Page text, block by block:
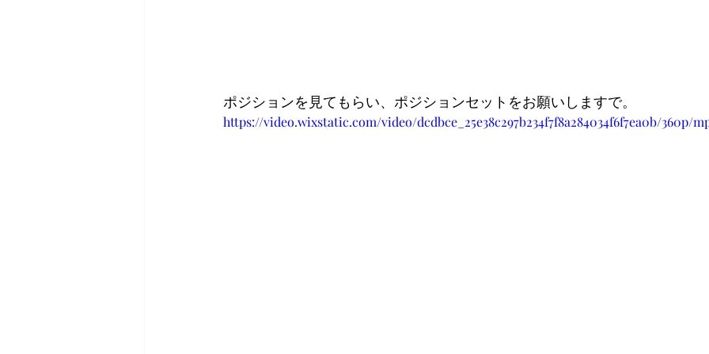
ポジションを見てもらい、ポジションセットをお願いしますで。
https://video.wixstatic.com/video/dcdbce_25e38c297b234f7f8a284034f6f7ea0b/360p/